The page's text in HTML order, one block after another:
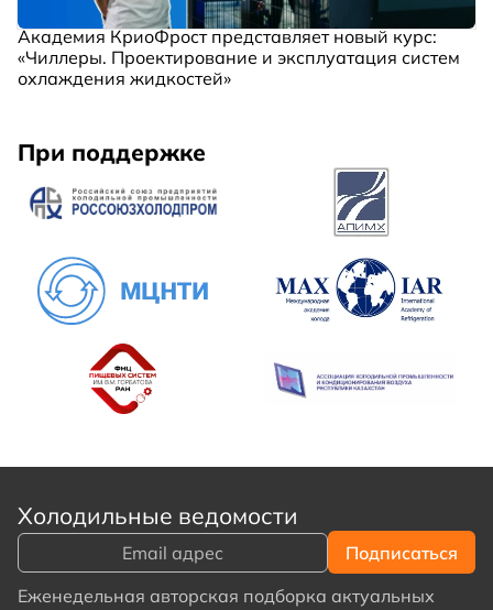
Академия КриоФрост представляет новый курс:
«Чиллеры. Проектирование и эксплуатация систем
охлаждения жидкостей»
При поддержке
Холодильные ведомости
Еженедельная авторская подборка актуальных